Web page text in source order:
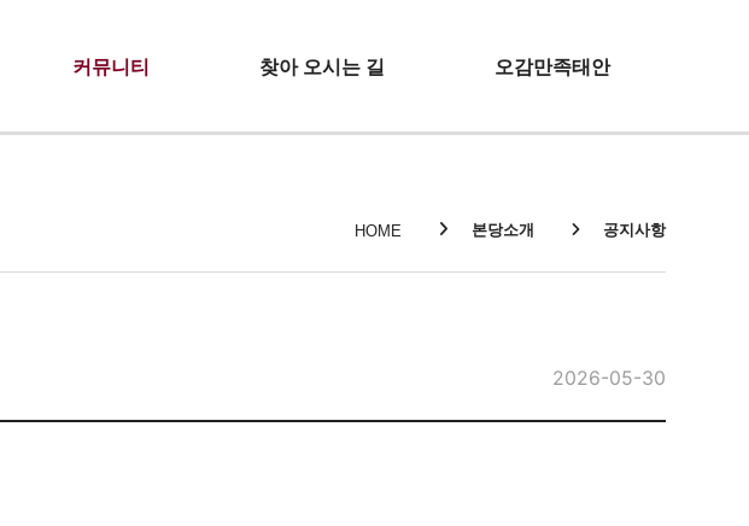
커뮤니티 찾아 오시는 길 오감만족태안
HOME 본당소개 공지사항
2026-05-30